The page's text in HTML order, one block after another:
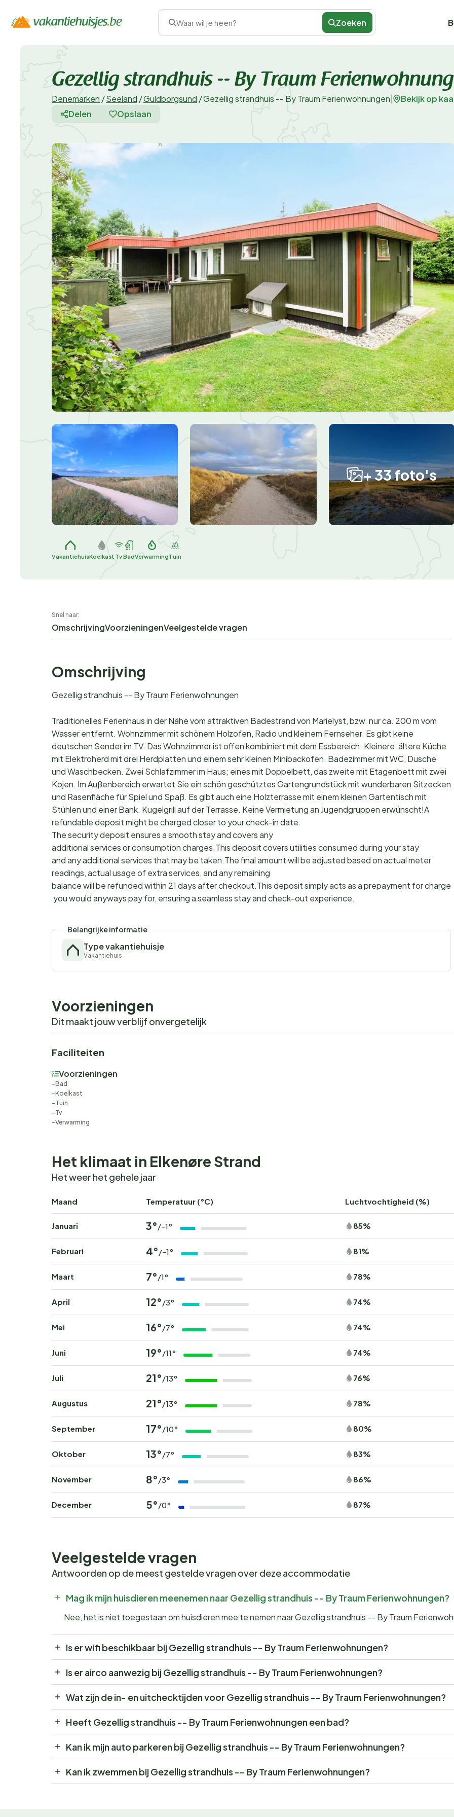
Waar wil je heen? Zoeken
Gezellig strandhuis -- By Traum
Denemarken /Seeland /Guldborgsund /Gezellig strandhuis -- By Traum Ferienwohnungen
Bekijk op
Delen
Opslaan
+ 33 foto's
VakantiehuisKoelkast TvBadVerwarmingTuin
Snel naar:
OmschrijvingVoorzieningenVeelgestelde vragen
Omschrijving
Gezellig strandhuis -- By Traum Ferienwohnungen
Traditionelles Ferienhaus in der Nähe vom attraktiven Badestrand von Marielyst, bzw. nur ca. 200 m vom
Wasser entfernt. Wohnzimmer mit schönem Holzofen, Radio und kleinem Fernseher. Es gibt keine
deutschen Sender im TV. Das Wohnzimmer ist offen kombiniert mit dem Essbereich. Kleinere, ältere Küche
mit Elektroherd mit drei Herdplatten und einem sehr kleinen Minibackofen. Badezimmer mit WC, Dusche
und Waschbecken. Zwei Schlafzimmer im Haus; eines mit Doppelbett, das zweite mit Etagenbett mit zwei
Kojen. Im Außenbereich erwartet Sie ein schön geschütztes Gartengrundstück mit wunderbaren Sitzecken
und Rasenfläche für Spiel und Spaß. Es gibt auch eine Holzterrasse mit einem kleinen Gartentisch mit
Stühlen und einer Bank. Kugelgrill auf der Terrasse. Keine Vermietung an Jugendgruppen erwünscht!A
refundable deposit might be charged closer to your check-in date.
The security deposit ensures a smooth stay and covers any
additional services or consumption charges.This deposit covers utilities consumed during your stay
and any additional services that may be taken.The final amount will be adjusted based on actual meter
readings, actual usage of extra services, and any remaining
balance will be refunded within 21 days after checkout.This deposit simply acts as a prepayment for
you would anyways pay for, ensuring a seamless stay and check-out experience.
Belangrijke informatie
Type vakantiehuisje
Vakantiehuis
Voorzieningen
Dit maakt jouw verblijf onvergetelijk
Faciliteiten
Voorzieningen
Bad
Koelkast
Tuin
Tv
Verwarming
Het klimaat in Elkenøre Strand
Het weer het gehele jaar
Maand Temperatuur (°C) Luchtvochtigheid (%)
Januari 3° /-1° 85%
Februari 4° /-1° 81%
Maart 7° /1° 78%
April 12° /3° 74%
Mei 16° /7° 74%
Juni 19° /11° 74%
Juli 21° /13° 76%
Augustus 21° /13° 78%
September 17° /10° 80%
Oktober 13° /7° 83%
November 8° /3° 86%
December 5° /0° 87%
Veelgestelde vragen
Antwoorden op de meest gestelde vragen over deze accommodatie
Mag ik mijn huisdieren meenemen naar Gezellig strandhuis -- By Traum Ferienwohnungen?
Nee, het is niet toegestaan om huisdieren mee te nemen naar Gezellig strandhuis -- By Traum
Is er wifi beschikbaar bij Gezellig strandhuis -- By Traum Ferienwohnungen?
Is er airco aanwezig bij Gezellig strandhuis -- By Traum Ferienwohnungen?
Wat zijn de in- en uitchecktijden voor Gezellig strandhuis -- By Traum Ferienwohnungen?
Heeft Gezellig strandhuis -- By Traum Ferienwohnungen een bad?
Kan ik mijn auto parkeren bij Gezellig strandhuis -- By Traum Ferienwohnungen?
Kan ik zwemmen bij Gezellig strandhuis -- By Traum Ferienwohnungen?